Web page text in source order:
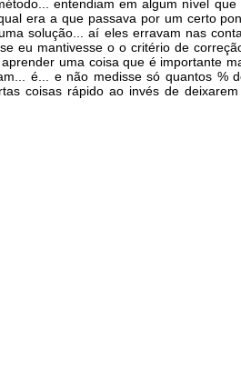
entendiam em algum nível
era a que passava por um certo
solução... aí eles erravam nas
eu mantivesse o o critério de
uma coisa que é importante
é... e não medisse só quantos %
coisas rápido ao invés de